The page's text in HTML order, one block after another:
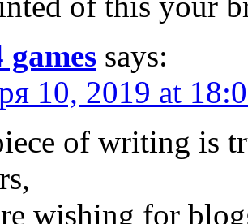
games says:
10, 2019 at
of writing is
wishing for